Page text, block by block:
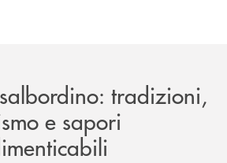
tradizioni,
e sapori